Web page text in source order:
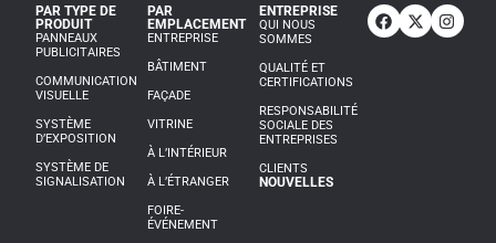
PAR TYPE DE
PRODUIT
PANNEAUX
PUBLICITAIRES
COMMUNICATION
VISUELLE
SYSTÈME
D’EXPOSITION
SYSTÈME DE
SIGNALISATION
PAR
EMPLACEMENT
ENTREPRISE
BÂTIMENT
FAÇADE
VITRINE
À L’INTÉRIEUR
À L’ÉTRANGER
FOIRE-
ÉVÉNEMENT
ENTREPRISE
QUI NOUS
SOMMES
QUALITÉ ET
CERTIFICATIONS
RESPONSABILITÉ
SOCIALE DES
ENTREPRISES
CLIENTS
NOUVELLES